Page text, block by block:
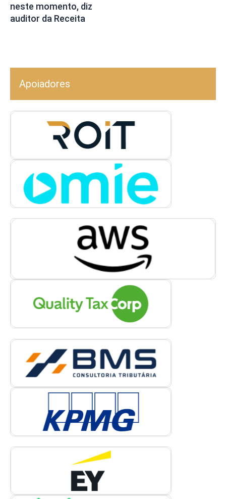
neste momento, diz
auditor da Receita
Apoiadores